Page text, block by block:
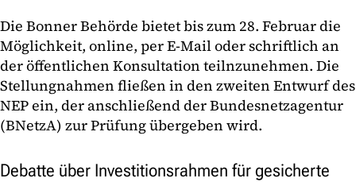
Die Bonner Behörde bietet bis zum 28. Februar die
Möglichkeit, online, per E-Mail oder schriftlich an
der öffentlichen Konsultation teilnzunehmen. Die
Stellungnahmen fließen in den zweiten Entwurf des
NEP ein, der anschließend der Bundesnetzagentur
(BNetzA) zur Prüfung übergeben wird.
Debatte über Investitionsrahmen für gesicherte